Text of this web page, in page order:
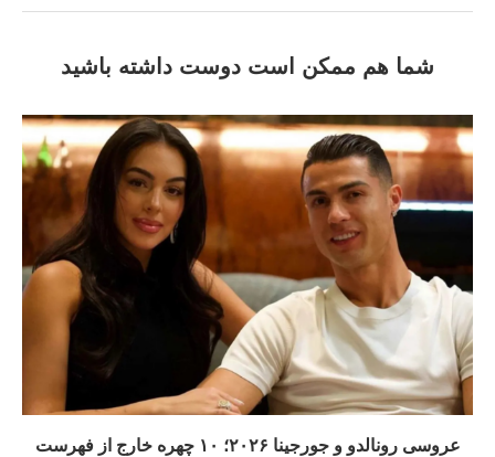
شما هم ممکن است دوست داشته باشید
عروسی رونالدو و جورجینا ۲۰۲۶؛ ۱۰ چهره خارج از فهرست